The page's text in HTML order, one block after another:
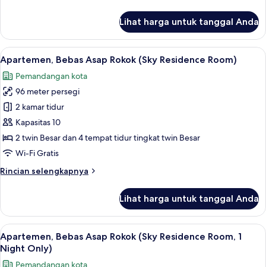
Breakfast,
Remodeled
Floor)
Kamar
Double,
Bebas
Asap
Rokok
(with
Breakfast,
Remodeled
Floor)
Lihat harga untuk tanggal Anda
Lihat
semua
foto
untuk
Apartemen,
Bebas
Asap
Rokok
Residence
Tirai kedap cahaya, Wi-Fi gratis, dan
7
Apartemen, Bebas Asap Rokok (Sky Residence Room)
Pemandangan kota
96 meter persegi
2 kamar tidur
Kapasitas 10
2 twin Besar dan 4 tempat tidur tingkat twin Besar
Wi-Fi Gratis
Rincian selengkapnya
Rincian
Apartemen,
Bebas
Asap
Rokok
(Sky
Lihat harga untuk tanggal Anda
Lihat
semua
foto
Tirai kedap cahaya, Wi-Fi gratis, dan
7
Apartemen, Bebas Asap Rokok (Sky Residence Room, 1
Night Only)
Pemandangan kota